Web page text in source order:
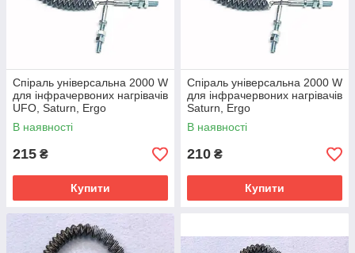
Спіраль універсальна 2000 W
для інфрачервоних нагрівачів
UFO, Saturn, Ergo
В наявності
215 ₴
Купити
Спіраль універсальна 2000 W
для інфрачервоних нагрівачів
Saturn, Ergo
В наявності
210 ₴
Купити